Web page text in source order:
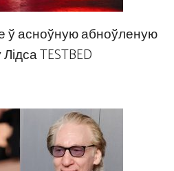
ў асноўную абноўленую
TESTBED